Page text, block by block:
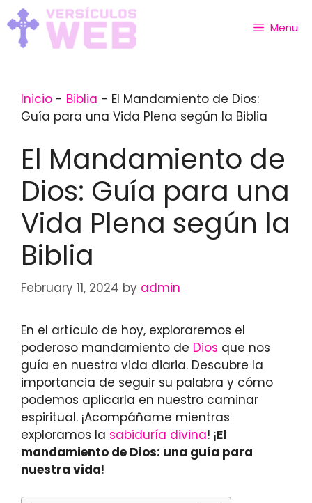
Skip
to
content
Menu
Inicio - Biblia - El Mandamiento de Dios:
Guía para una Vida Plena según la Biblia
El Mandamiento de
Dios: Guía para una
Vida Plena según la
Biblia
February 11, 2024 by admin
En el artículo de hoy, exploraremos el
poderoso mandamiento de Dios que nos
guía en nuestra vida diaria. Descubre la
importancia de seguir su palabra y cómo
podemos aplicarla en nuestro caminar
espiritual. ¡Acompáñame mientras
exploramos la sabiduría divina! ¡El
mandamiento de Dios: una guía para
nuestra vida!